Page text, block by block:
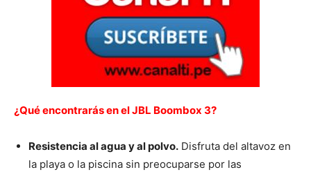
¿Qué encontrarás en el JBL Boombox 3?
Resistencia al agua y al polvo. Disfruta del altavoz en
la playa o la piscina sin preocuparse por las